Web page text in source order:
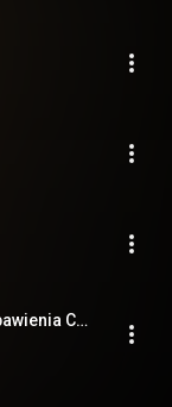
Jezus Prowadzi Do Ojca. Historia Zbawienia Człowieka